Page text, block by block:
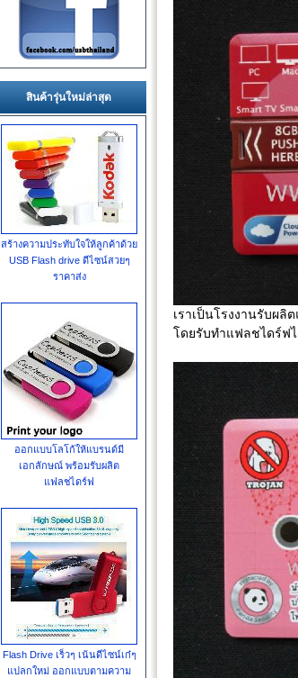
เราเป็นโรงงานรับผ
โดยรับทำแฟลชไดร์ฟ
สินค้ารุ่นใหม่ล่าสุด
สร้างความประทับใจให้ลูกค้าด้วย
USB Flash drive ดีไซน์สวยๆ
ราคาส่ง
ออกแบบโลโก้ให้แบรนด์มี
เอกลักษณ์ พร้อมรับผลิต
แฟลชไดร์ฟ
Flash Drive เร็วๆ เน้นดีไซน์เก๋ๆ
แปลกใหม่ ออกแบบตามความ